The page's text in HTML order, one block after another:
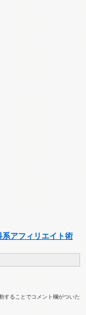
アフィリエイト術
することでコメント欄がついた